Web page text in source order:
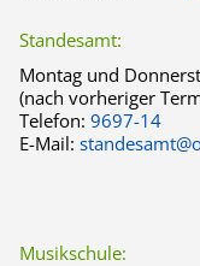
Standesamt:
Montag und
(nach vorheriger
Telefon: 9697-14
E-Mail:
Musikschule: